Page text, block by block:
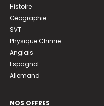
Histoire
Géographie
SVT
Physique Chimie
Anglais
Espagnol
Allemand
NOS OFFRES